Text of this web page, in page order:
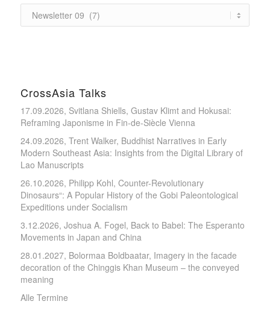
CrossAsia Talks
17.09.2026, Svitlana Shiells, Gustav Klimt and Hokusai:
Reframing Japonisme in Fin-de-Siècle Vienna
24.09.2026, Trent Walker, Buddhist Narratives in Early
Modern Southeast Asia: Insights from the Digital Library of
Lao Manuscripts
26.10.2026, Philipp Kohl, Counter-Revolutionary
Dinosaurs“: A Popular History of the Gobi Paleontological
Expeditions under Socialism
3.12.2026, Joshua A. Fogel, Back to Babel: The Esperanto
Movements in Japan and China
28.01.2027, Bolormaa Boldbaatar, Imagery in the facade
decoration of the Chinggis Khan Museum – the conveyed
meaning
Alle Termine